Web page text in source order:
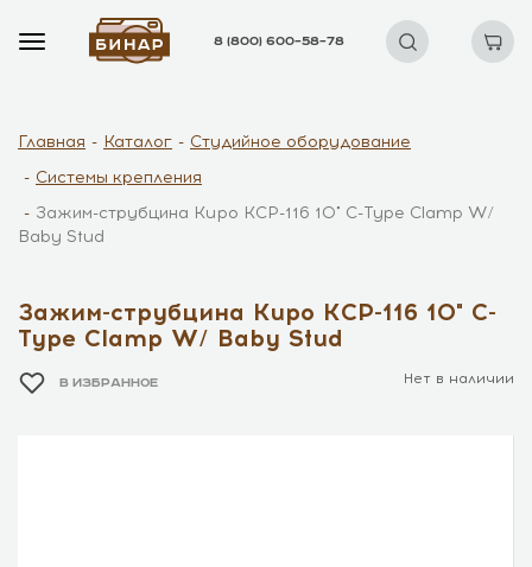
8 (800) 600–58–78
Главная Каталог
Студийное оборудование
Системы крепления
Зажим-струбцина Kupo KCP-116 10" C-Type Clamp W/
Baby Stud
Зажим-струбцина Kupo KCP-116 10" C-
Type Clamp W/ Baby Stud
В ИЗБРАННОЕ Нет в наличии